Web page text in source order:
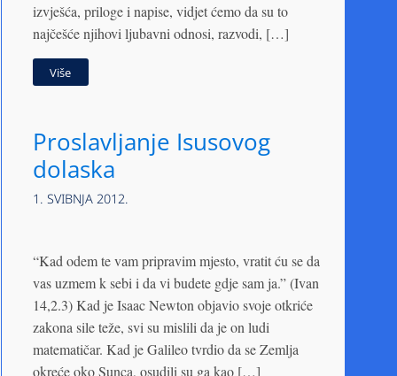
izvješća, priloge i napise, vidjet ćemo da su to
najčešće njihovi ljubavni odnosi, razvodi, […]
Više
Proslavljanje Isusovog
dolaska
1. SVIBNJA 2012.
“Kad odem te vam pripravim mjesto, vratit ću se da
vas uzmem k sebi i da vi budete gdje sam ja.” (Ivan
14,2.3) Kad je Isaac Newton objavio svoje otkriće
zakona sile teže, svi su mislili da je on ludi
matematičar. Kad je Galileo tvrdio da se Zemlja
okreće oko Sunca, osudili su ga kao […]